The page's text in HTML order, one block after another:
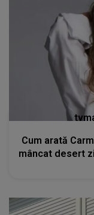
Cum arată
mâncat desert